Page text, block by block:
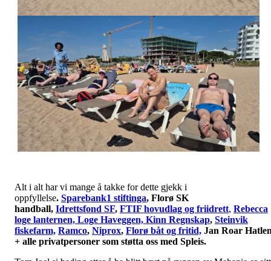
Alt i alt har vi mange å takke for dette gjekk i
oppfyllelse. Sparebank1 stiftinga, Florø SK
handball, Idrettsfond SF, FTIF hovudlag og friidrett, Rebecca
loge lanternen, Loge Haveggen, Kinn Regnskap, Steinvik
fiskefarm, Ramco, Niprox, Florø båt og fritid, Jan Roar
+ alle privatpersoner som støtta oss med Spleis.